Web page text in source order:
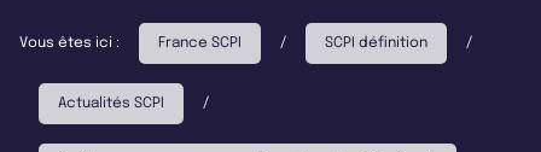
Vous êtes ici : France SCPI / SCPI définition /
Actualités SCPI /